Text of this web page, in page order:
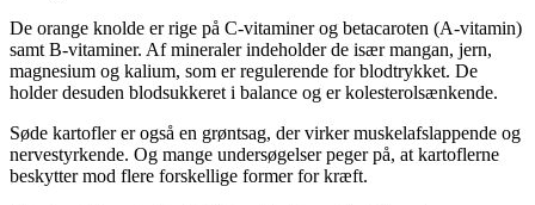
De orange knolde er rige på C-vitaminer og betacaroten (A-vitamin)
samt B-vitaminer. Af mineraler indeholder de især mangan, jern,
magnesium og kalium, som er regulerende for blodtrykket. De
holder desuden blodsukkeret i balance og er kolesterolsænkende.
Søde kartofler er også en grøntsag, der virker muskelafslappende og
nervestyrkende. Og mange undersøgelser peger på, at kartoflerne
beskytter mod flere forskellige former for kræft.